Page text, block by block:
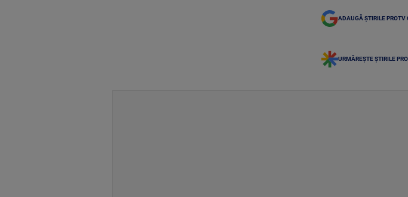
ADAUGĂ ȘTIRILE PROTV
URMĂREȘTE ȘTIRILE